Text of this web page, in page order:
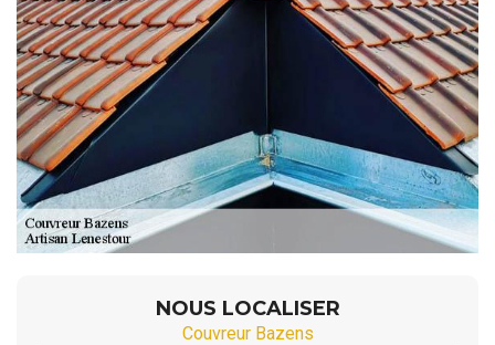
NOUS LOCALISER
Couvreur Bazens